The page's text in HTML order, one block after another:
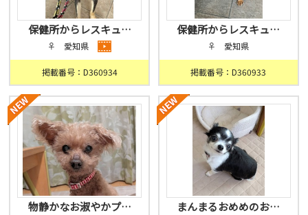
保健所からレスキュ…
♀ 愛知県
掲載番号：D360934
保健所からレスキュ…
♀ 愛知県
掲載番号：D360933
物静かなお淑やかプ… まんまるおめめのお…